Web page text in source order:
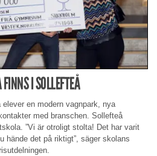
I SOLLEFTEÅ
en modern vagnpark, nya
med branschen. Sollefteå
”Vi är otroligt stolta! Det har varit
hände det på riktigt”, säger skolans